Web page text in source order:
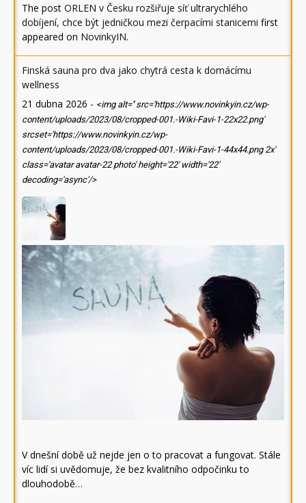
The post ORLEN v Česku rozšiřuje síť ultrarychlého
dobíjení, chce být jedničkou mezi čerpacími stanicemi first
appeared on NovinkyIN.
Finská sauna pro dva jako chytrá cesta k domácímu
wellness
21 dubna 2026 - <img alt='' src='https://www.novinkyin.cz/wp-
content/uploads/2023/08/cropped-001.-Wiki-Favi-1-22x22.png'
srcset='https://www.novinkyin.cz/wp-
content/uploads/2023/08/cropped-001.-Wiki-Favi-1-44x44.png 2x'
class='avatar avatar-22 photo' height='22' width='22'
decoding='async'/>
V dnešní době už nejde jen o to pracovat a fungovat. Stále
víc lidí si uvědomuje, že bez kvalitního odpočinku to
dlouhodobě…